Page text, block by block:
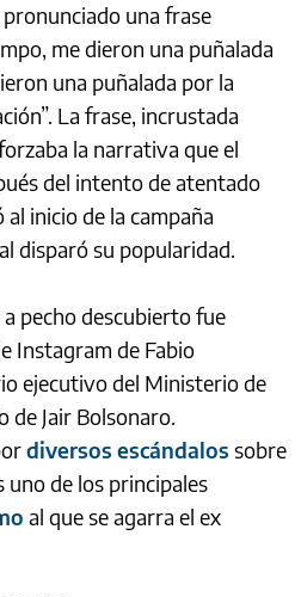
una frase
me dieron una puñalada
una puñalada por la
La frase, incrustada
la narrativa que el
del intento de atentado
inicio de la campaña
disparó su popularidad.
pecho descubierto fue
Instagram de Fabio
ejecutivo del Ministerio de
de Jair Bolsonaro.
diversos escándalos sobre
de los principales
al que se agarra el ex